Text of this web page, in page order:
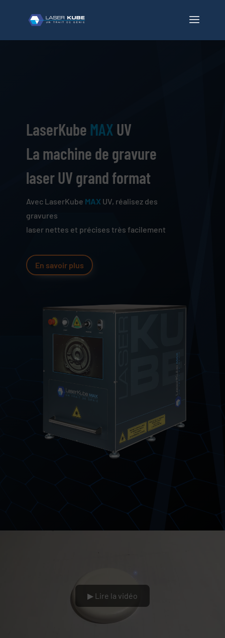
LaserKube MAX UV
La machine de gravure
laser UV grand format
Avec LaserKube MAX UV, réalisez des
gravures
laser nettes et précises très facilement
En savoir plus
▶ Lire la vidéo